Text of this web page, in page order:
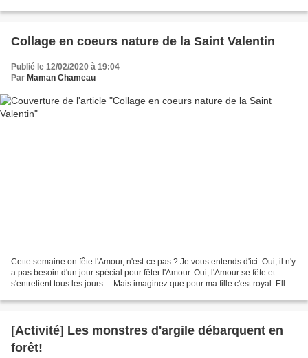
Collage en coeurs nature de la Saint Valentin
Publié le 12/02/2020 à 19:04
Par Maman Chameau
Cette semaine on fête l'Amour, n'est-ce pas ? Je vous entends d'ici. Oui, il n'y
a pas besoin d'un jour spécial pour fêter l'Amour. Oui, l'Amour se fête et
s'entretient tous les jours… Mais imaginez que pour ma fille c'est royal. Elle
[Activité] Les monstres d'argile débarquent en
forêt!